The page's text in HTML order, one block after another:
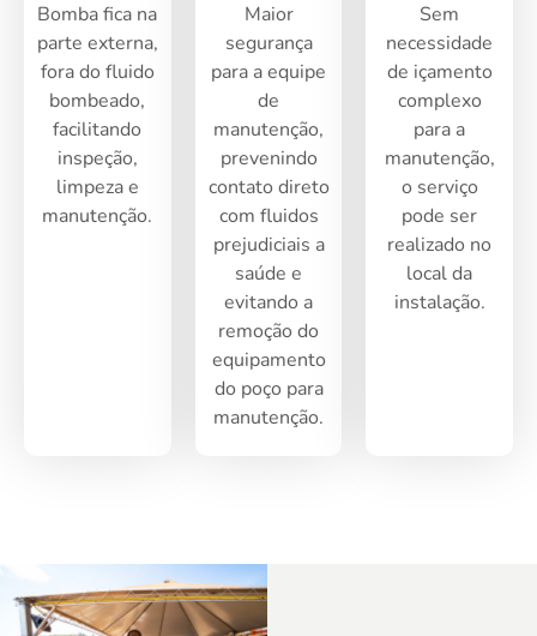
Bomba fica na
parte externa,
fora do fluido
bombeado,
facilitando
inspeção,
limpeza e
manutenção.
Maior
segurança
para a equipe
de
manutenção,
prevenindo
contato direto
com fluidos
prejudiciais a
saúde e
evitando a
remoção do
equipamento
do poço para
manutenção.
Sem
necessidade
de içamento
complexo
para a
manutenção,
o serviço
pode ser
realizado no
local da
instalação.